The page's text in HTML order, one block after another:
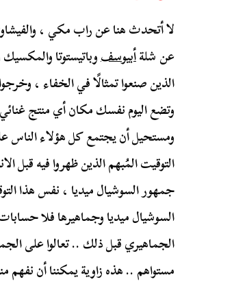
لا أتحدث هنا عن راب مكي ،
عن شلةأبيوسفوباتيستوتا
الذين صنعوا تمثالًا في الخفاء ،
وتضع اليوم نفسك مكان أي منتج
ومستحيل أن يجتمع كل هؤلاء الناس
التوقيت المُبهم الذين ظهروا فيه قبل
جمهور السوشيال ميديا ، نفس هذا
السوشيال ميديا وجماهيرها فلا
الجماهيري قبل ذلك .. تعالوا على
مستواهم .. هذه زاوية يمكننا أن